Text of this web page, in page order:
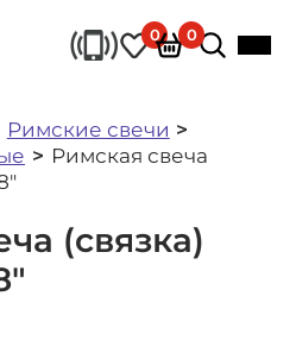
0 0
Римские свечи
Римская свеча
(связка)